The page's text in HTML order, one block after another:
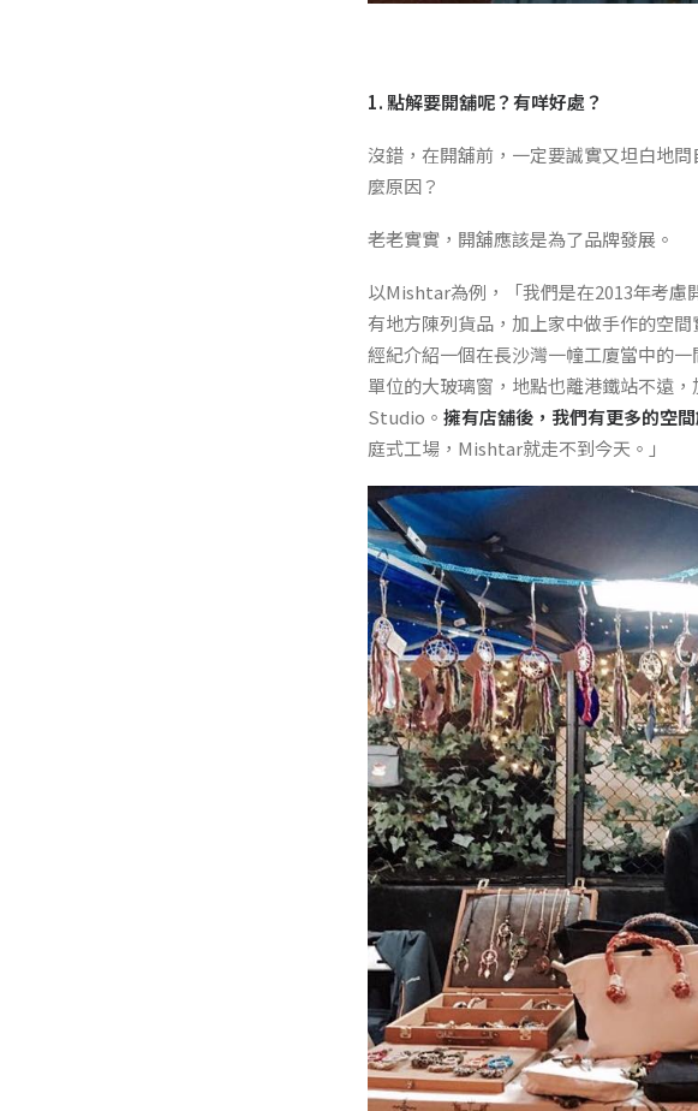
1. 點解要開舖呢？有咩好處？
沒錯，在開舖前，一定要誠實又坦白地
麼原因？
老老實實，開舖應該是為了品牌發展。
以Mishtar為例，「我們是在2013年考慮
有地方陳列貨品，加上家中做手作的空
經紀介紹一個在長沙灣一幢工廈當中的
單位的大玻璃窗，地點也離港鐵站不遠
Studio。 擁有店舖後，我們有更多的空
庭式工場，Mishtar就走不到今天。」